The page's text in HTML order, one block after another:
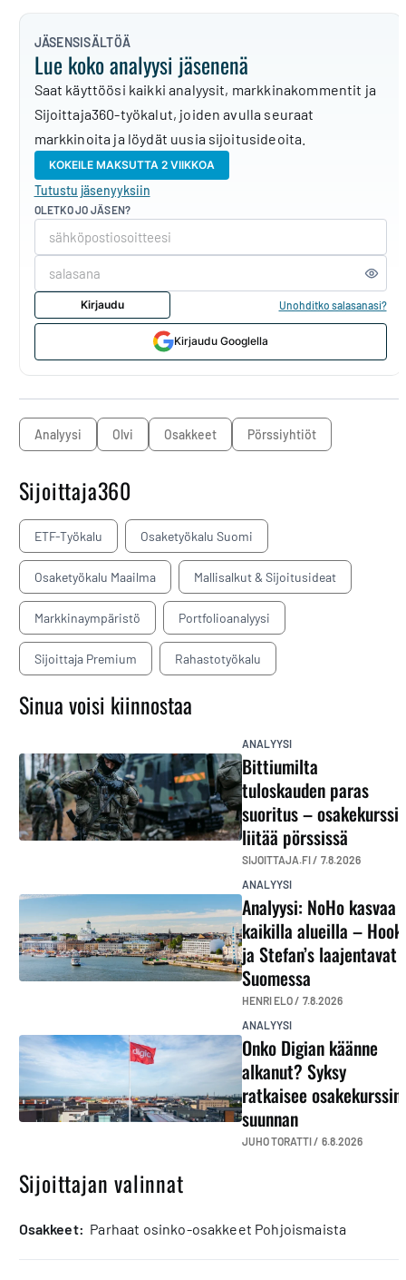
JÄSENSISÄLTÖÄ
Lue koko analyysi jäsenenä
Saat käyttöösi kaikki analyysit, markkinakommentit ja
Sijoittaja360-työkalut, joiden avulla seuraat
markkinoita ja löydät uusia sijoitusideoita.
KOKEILE MAKSUTTA 2 VIIKKOA
Tutustu jäsenyyksiin
OLETKO JO JÄSEN?
Kirjaudu Unohditko salasanasi?
Kirjaudu Googlella
analyysi Olvi osakkeet pörssiyhtiöt
Sijoittaja360
ETF-Työkalu Osaketyökalu Suomi
Osaketyökalu Maailma Mallisalkut & Sijoitusideat
Markkinaympäristö Portfolioanalyysi
Sijoittaja Premium Rahastotyökalu
Sinua voisi kiinnostaa
ANALYYSI
Bittiumilta
tuloskauden paras
suoritus – osakekurssi
liitää pörssissä
SIJOITTAJA.FI / 7.8.2026
ANALYYSI
Analyysi: NoHo kasvaa
kaikilla alueilla – Hook
ja Stefan’s laajentavat
Suomessa
HENRI ELO / 7.8.2026
ANALYYSI
Onko Digian käänne
alkanut? Syksy
ratkaisee osakekurssin
suunnan
JUHO TORATTI / 6.8.2026
Sijoittajan valinnat
osakkeet: Parhaat osinko-osakkeet Pohjoismaista